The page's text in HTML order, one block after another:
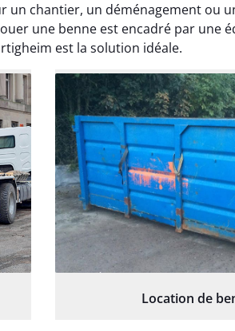
un chantier, un déménagement ou
une benne est encadré par une
est la solution idéale.
Location de